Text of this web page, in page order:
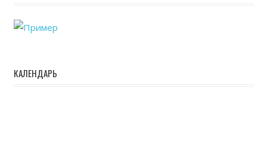
КАЛЕНДАРЬ